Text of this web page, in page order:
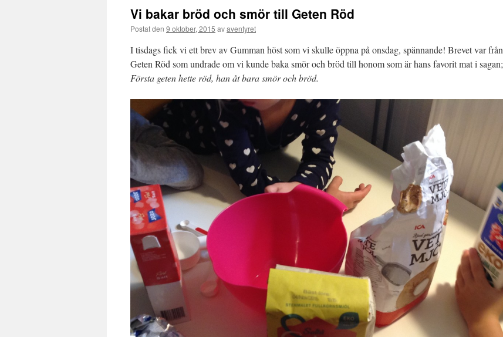
Vi bakar bröd och smör till Geten Röd
Postat den 9 oktober, 2015 avaventyret
I tisdags fick vi ett brev av Gumman höst som vi skulle öppna på onsdag, spännande! Brevet var från
Geten Röd som undrade om vi kunde baka smör och bröd till honom som är hans favorit mat i sagan;
Första geten hette röd, han åt bara smör och bröd.